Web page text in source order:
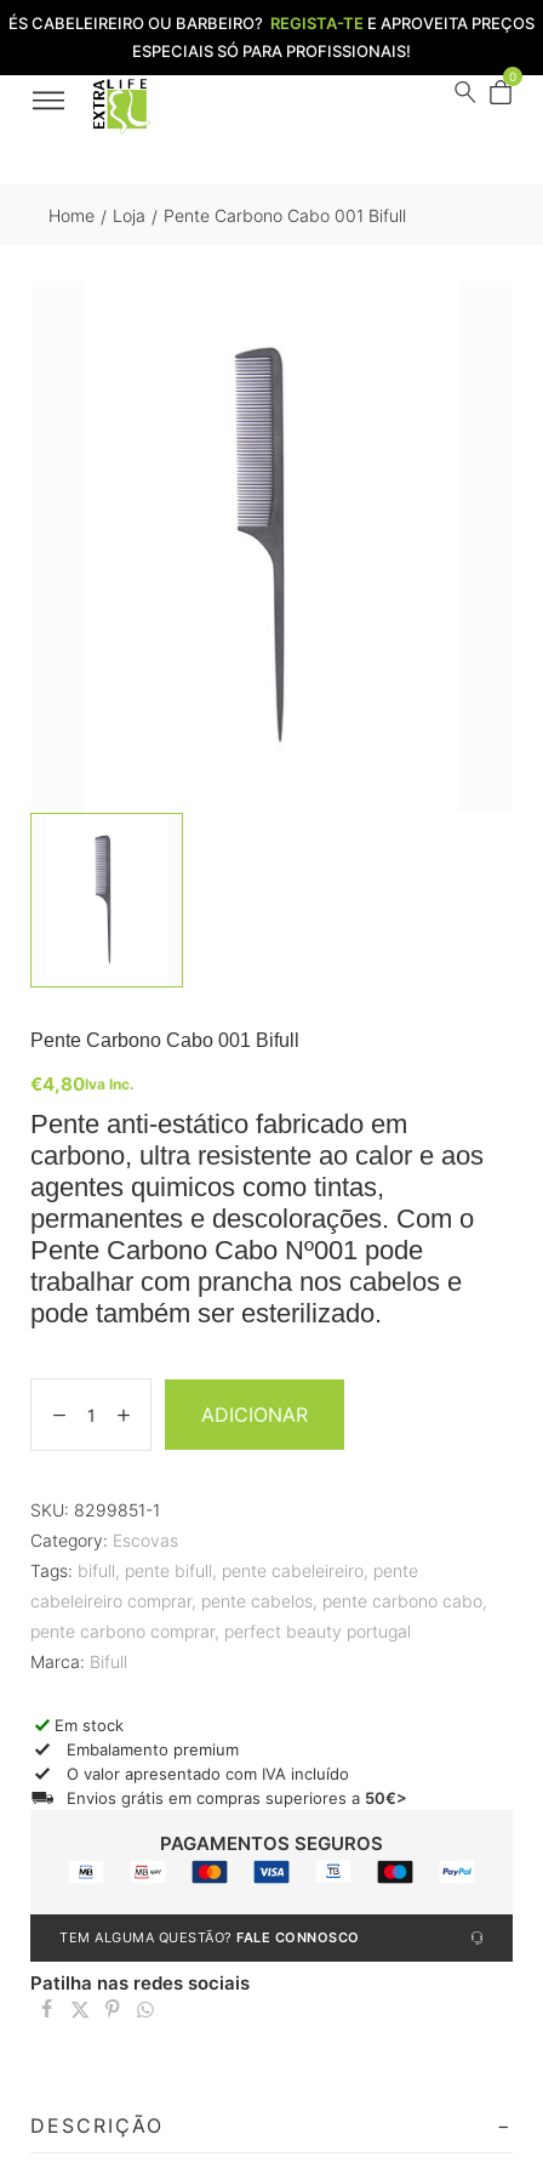
ÉS CABELEIREIRO OU BARBEIRO? REGISTA-TE E APROVEITA PREÇOS
ESPECIAIS SÓ PARA PROFISSIONAIS!
0
Home / Loja / Pente Carbono Cabo 001 Bifull
Pente Carbono Cabo 001 Bifull
€4,80Iva Inc.
Pente anti-estático fabricado em
carbono, ultra resistente ao calor e aos
agentes quimicos como tintas,
permanentes e descolorações. Com o
Pente Carbono Cabo Nº001 pode
trabalhar com prancha nos cabelos e
pode também ser esterilizado.
ADICIONAR
SKU: 8299851-1
Category: Escovas
Tags: bifull, pente bifull, pente cabeleireiro, pente
cabeleireiro comprar, pente cabelos, pente carbono cabo,
pente carbono comprar, perfect beauty portugal
Marca: Bifull
Em stock
Embalamento premium
O valor apresentado com IVA incluído
Envios grátis em compras superiores a 50€>
PAGAMENTOS SEGUROS
TEM ALGUMA QUESTÃO? FALE CONNOSCO
Patilha nas redes sociais
DESCRIÇÃO